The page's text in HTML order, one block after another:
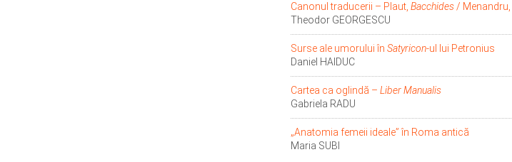
Canonul traducerii – Plaut, Bacchides/ Menandru,
Theodor GEORGESCU
Surse ale umorului în Satyricon-ul lui Petronius
Daniel HAIDUC
Cartea ca oglindă – Liber Manualis
Gabriela RADU
„Anatomia femeii ideale” în Roma antică
Maria SUBI